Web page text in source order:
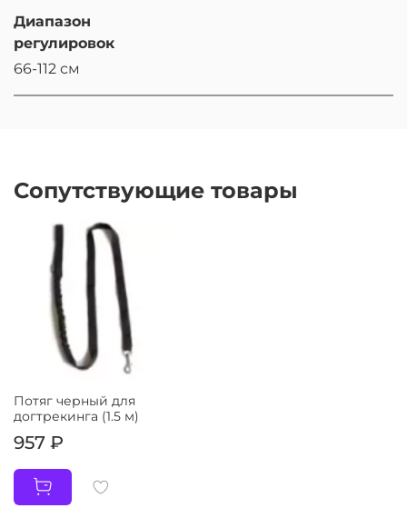
Диапазон
регулировок
66-112 см
Сопутствующие товары
Потяг черный для
догтрекинга (1.5 м)
957 ₽